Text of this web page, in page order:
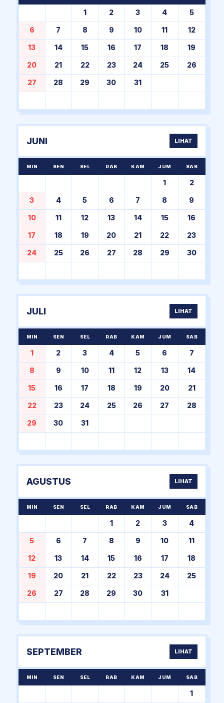
1 2 3 4 5
6 7 8 9 10 11 12
13 14 15 16 17 18 19
20 21 22 23 24 25 26
27 28 29 30 31
JUNI LIHAT
MIN SEN SEL RAB KAM JUM SAB
1 2
3 4 5 6 7 8 9
10 11 12 13 14 15 16
17 18 19 20 21 22 23
24 25 26 27 28 29 30
JULI LIHAT
MIN SEN SEL RAB KAM JUM SAB
1 2 3 4 5 6 7
8 9 10 11 12 13 14
15 16 17 18 19 20 21
22 23 24 25 26 27 28
29 30 31
AGUSTUS LIHAT
MIN SEN SEL RAB KAM JUM SAB
1 2 3 4
5 6 7 8 9 10 11
12 13 14 15 16 17 18
19 20 21 22 23 24 25
26 27 28 29 30 31
SEPTEMBER LIHAT
MIN SEN SEL RAB KAM JUM SAB
1